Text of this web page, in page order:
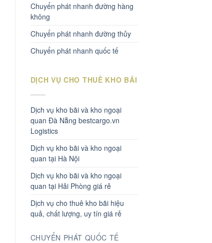
Chuyển phát nhanh đường hàng
không
Chuyển phát nhanh đường thủy
Chuyển phát nhanh quốc tế
DỊCH VỤ CHO THUÊ KHO BÃI
Dịch vụ kho bãi và kho ngoại
quan Đà Nẵng bestcargo.vn
Logistics
Dịch vụ kho bãi và kho ngoại
quan tại Hà Nội
Dịch vụ kho bãi và kho ngoại
quan tại Hải Phòng giá rẻ
Dịch vụ cho thuê kho bãi hiệu
quả, chất lượng, uy tín giá rẻ
CHUYỂN PHÁT QUỐC TẾ